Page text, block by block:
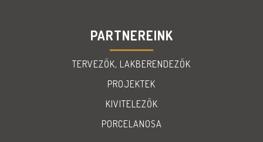
PARTNEREINK
TERVEZŐK, LAKBERENDEZŐK
PROJEKTEK
KIVITELEZŐK
PORCELANOSA